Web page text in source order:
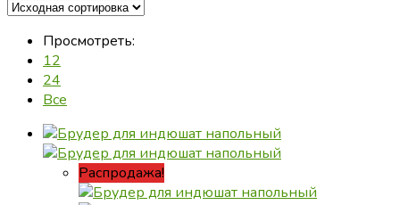
Просмотреть:
12
24
Все
Распродажа!